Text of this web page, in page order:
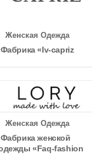
Женская Одежда
Фабрика «Iv-capriz
Женская Одежда
Фабрика женской
«Faq-fashion